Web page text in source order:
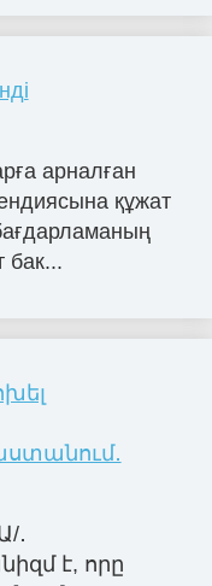
арналған
құжат
бак...
․
է, որը